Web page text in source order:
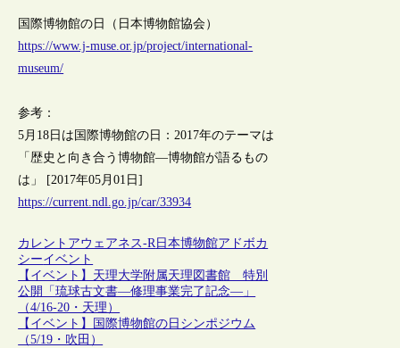
国際博物館の日（日本博物館協会）
https://www.j-muse.or.jp/project/international-
museum/
参考：
5月18日は国際博物館の日：2017年のテーマは
「歴史と向き合う博物館―博物館が語るもの
は」 [2017年05月01日]
https://current.ndl.go.jp/car/33934
カレントアウェアネス-R日本博物館アドボカ
シーイベント
【イベント】天理大学附属天理図書館 特別
公開「琉球古文書―修理事業完了記念―」
（4/16-20・天理）
【イベント】国際博物館の日シンポジウム
（5/19・吹田）